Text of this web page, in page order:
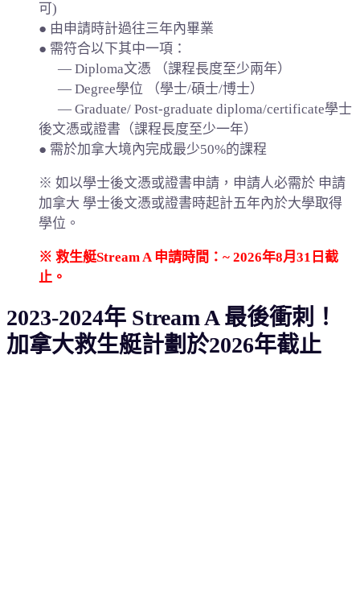
可)
● 由申請時計過往三年內畢業
● 需符合以下其中一項：
— Diploma文憑 （課程長度至少兩年）
— Degree學位 （學士/碩士/博士）
— Graduate/ Post-graduate diploma/certificate學士
後文憑或證書（課程長度至少一年）
● 需於加拿大境內完成最少50%的課程
※ 如以學士後文憑或證書申請，申請人必需於 申請
加拿大 學士後文憑或證書時起計五年內於大學取得
學位。
※ 救生艇Stream A 申請時間：~ 2026年8月31日截
止。
2023-2024年 Stream A 最後衝刺！
加拿大救生艇計劃於2026年截止